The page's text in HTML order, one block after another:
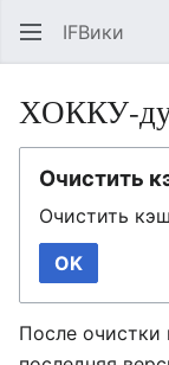
IFВики
ХОККУ-
Очистить
Очистить
OK
После очистки